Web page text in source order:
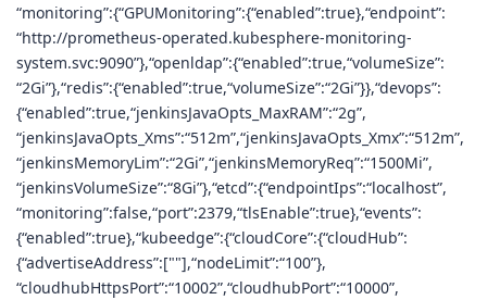
“monitoring”:{“GPUMonitoring”:{“enabled”:true},“endpoint”:
“http://prometheus-operated.kubesphere-monitoring-
system.svc:9090”},“openldap”:{“enabled”:true,“volumeSize”:
“2Gi”},“redis”:{“enabled”:true,“volumeSize”:“2Gi”}},“devops”:
{“enabled”:true,“jenkinsJavaOpts_MaxRAM”:“2g”,
“jenkinsJavaOpts_Xms”:“512m”,“jenkinsJavaOpts_Xmx”:“512m”,
“jenkinsMemoryLim”:“2Gi”,“jenkinsMemoryReq”:“1500Mi”,
“jenkinsVolumeSize”:“8Gi”},“etcd”:{“endpointIps”:“localhost”,
“monitoring”:false,“port”:2379,“tlsEnable”:true},“events”:
{“enabled”:true},“kubeedge”:{“cloudCore”:{“cloudHub”:
{“advertiseAddress”:[""],“nodeLimit”:“100”},
“cloudhubHttpsPort”:“10002”,“cloudhubPort”:“10000”,